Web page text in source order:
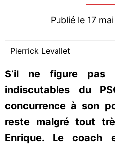
Publié le 17
Pierrick Levallet
S’il ne figure pas
indiscutables du
concurrence à son
reste malgré tout
Enrique. Le coach